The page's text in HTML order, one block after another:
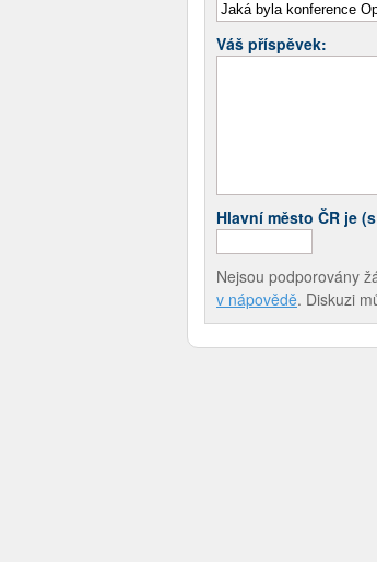
Váš příspěvek:
Hlavní město ČR je
Nejsou podporovány
v nápovědě. Diskuzi